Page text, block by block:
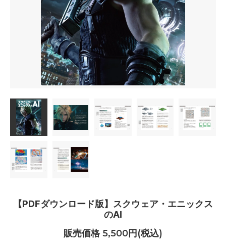
【PDFダウンロード版】スクウェア・エニックス
のAI
販売価格 5,500円(税込)